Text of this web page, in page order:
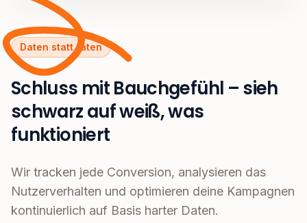
Daten statt raten
Schluss mit Bauchgefühl – sieh
schwarz auf weiß, was
funktioniert
Wir tracken jede Conversion, analysieren das
Nutzerverhalten und optimieren deine Kampagnen
kontinuierlich auf Basis harter Daten.